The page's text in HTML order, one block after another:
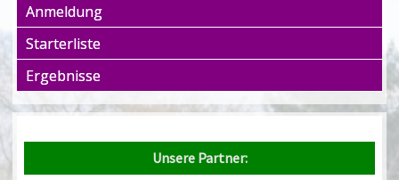
Anmeldung
Starterliste
Ergebnisse
Unsere Partner: